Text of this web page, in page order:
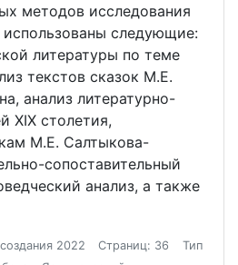
методов исследования
следующие:
литературы по теме
текстов сказок М.Е.
анализ литературно-
XIX столетия,
М.Е. Салтыкова-
сопоставительный
анализ, а также
2022 Страниц: 36
Тип